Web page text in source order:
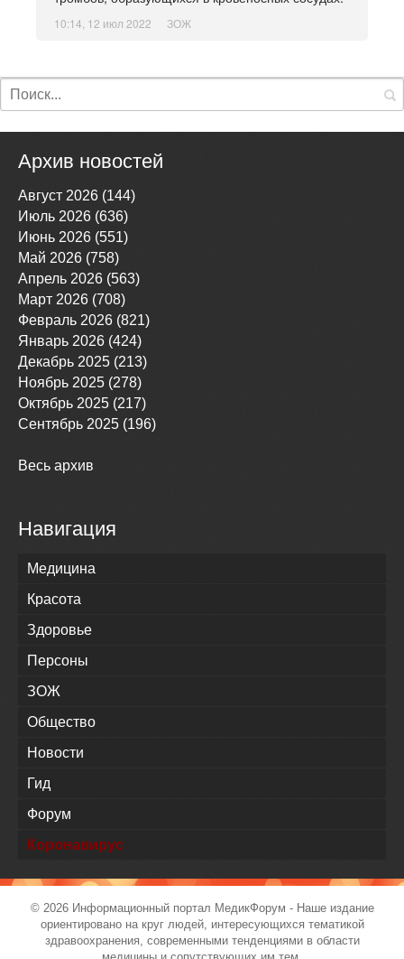
10:14, 12 июл 2022 ЗОЖ
Архив новостей
Август 2026 (144)
Июль 2026 (636)
Июнь 2026 (551)
Май 2026 (758)
Апрель 2026 (563)
Март 2026 (708)
Февраль 2026 (821)
Январь 2026 (424)
Декабрь 2025 (213)
Ноябрь 2025 (278)
Октябрь 2025 (217)
Сентябрь 2025 (196)
Весь архив
Навигация
Медицина
Красота
Здоровье
Персоны
ЗОЖ
Общество
Новости
Гид
Форум
Коронавирус
© 2026 Информационный портал МедикФорум - Наше издание
ориентировано на круг людей, интересующихся тематикой
здравоохранения, современными тенденциями в области